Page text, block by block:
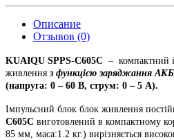
Описание
Отзывов (0)
KUAIQU SPPS-C605С – компактний
живлення з функцією заряджання АКБ
(напруга: 0 – 60 В, струм: 0 – 5 А).
Імпульсний блок блок живлення
C605С виготовлений в компактному
85 мм, маса:1.2 кг.) вирізняється